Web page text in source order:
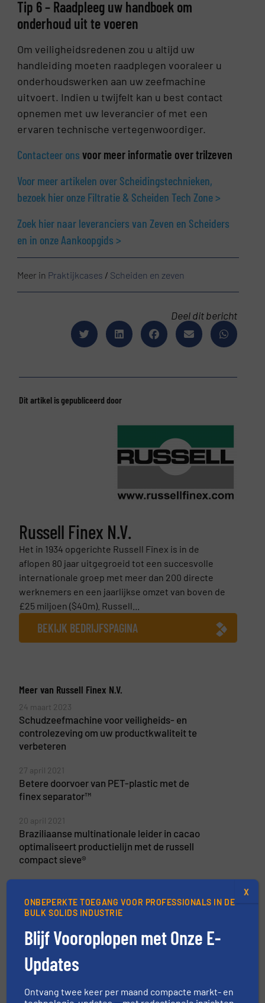
Tip 6 – Raadpleeg uw handboek om
onderhoud uit te voeren
Om veiligheidsredenen zou u altijd uw
handleiding moeten raadplegen vooraleer u
onderhoudswerken aan uw zeefmachine
uitvoert. Indien u twijfelt kan u best contact
opnemen met uw leverancier of met een
ervaren technische vertegenwoordiger.
Contacteer ons voor meer informatie over trilzeven
Voor meer artikelen over Scheidingstechnieken,
bezoek hier onze Filtratie & Scheiden Tech Zone >
Zoek hier naar leveranciers van Zeven en Scheiders
en in onze Aankoopgids >
Meer in Praktijkcases / Scheiden en zeven
Deel dit bericht
Dit artikel is gepubliceerd door
Russell Finex N.V.
Het in 1934 opgerichte Russell Finex is in de
aflopen 80 jaar uitgegroeid tot een succesvolle
internationale groep met meer dan 200 directe
werknemers en een jaarlijkse omzet van boven de
£25 miljoen ($40m). Russell...
BEKIJK BEDRIJFSPAGINA
Meer van Russell Finex N.V.
24 maart 2023
Schudzeefmachine voor veiligheids- en
controlezeving om uw productkwaliteit te
verbeteren
27 april 2021
Betere doorvoer van PET-plastic met de
finex separator™
20 april 2021
Braziliaanse multinationale leider in cacao
optimaliseert productielijn met de russell
compact sieve®
Hoge kwaliteit zeef voor de chemische
industrie
Gerelateerde berichten
verpakkingen voor bekend
ONBEPERKTE TOEGANG VOOR PROFESSIONALS IN DE
BULK SOLIDS INDUSTRIE
Blijf Vooroplopen met Onze E-
Updates
Ontvang twee keer per maand compacte markt- en
X